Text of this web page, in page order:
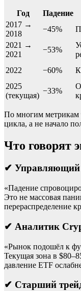
Год Падение
2017 →
2018
−45%
2021 →
2021
−53%
2022
−60%
2025
(текущая)
−33%
По многим метрикам
цикла, а не начало
Что говорят
✔ Управляющий
«Падение
Это не массовая
перераспределение
✔ Аналитик
«Рынок подошёл к
Текущая зона в
давление ETF
✔ Старший